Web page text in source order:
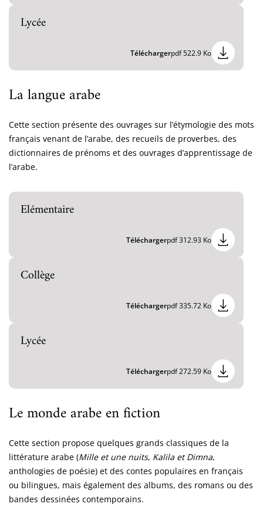
Lycée
Téléchargerpdf 522.9 Ko
La langue arabe
Cette section présente des ouvrages sur l’étymologie des mots
français venant de l’arabe, des recueils de proverbes, des
dictionnaires de prénoms et des ouvrages d’apprentissage de
l’arabe.
Elémentaire
Téléchargerpdf 312.93 Ko
Collège
Téléchargerpdf 335.72 Ko
Lycée
Téléchargerpdf 272.59 Ko
Le monde arabe en fiction
Cette section propose quelques grands classiques de la
littérature arabe (Mille et une nuits, Kalila et Dimna,
anthologies de poésie) et des contes populaires en français
ou bilingues, mais également des albums, des romans ou des
bandes dessinées contemporains.